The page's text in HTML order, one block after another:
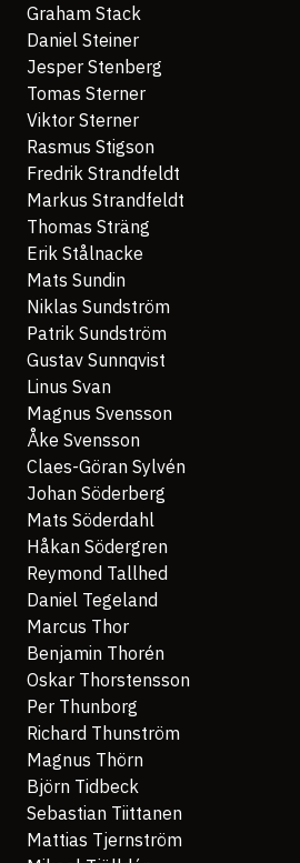
Graham Stack
Daniel Steiner
Jesper Stenberg
Tomas Sterner
Viktor Sterner
Rasmus Stigson
Fredrik Strandfeldt
Markus Strandfeldt
Thomas Sträng
Erik Stålnacke
Mats Sundin
Niklas Sundström
Patrik Sundström
Gustav Sunnqvist
Linus Svan
Magnus Svensson
Åke Svensson
Claes-Göran Sylvén
Johan Söderberg
Mats Söderdahl
Håkan Södergren
Reymond Tallhed
Daniel Tegeland
Marcus Thor
Benjamin Thorén
Oskar Thorstensson
Per Thunborg
Richard Thunström
Magnus Thörn
Björn Tidbeck
Sebastian Tiittanen
Mattias Tjernström